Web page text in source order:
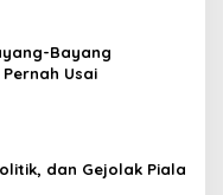
Bayang
Usai
dan Gejolak Piala